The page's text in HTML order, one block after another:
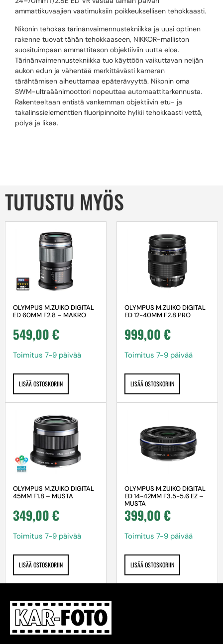
ammattikuvaajien vaatimuksiin poikkeuksellisen tehokkaasti.
Nikonin tehokas tärinänvaimennustekniikka ja uusi optinen
rakenne tuovat tähän tehokkaaseen, NIKKOR-malliston
suosituimpaan ammattitason objektiiviin uutta eloa.
Tärinänvaimennustekniikka tuo käyttöön vaikuttavan neljän
aukon edun ja vähentää merkittävästi kameran
tärähtämisen aiheuttamaa epäterävyyttä. Nikonin oma
SWM-ultraäänimoottori nopeuttaa automaattitarkennusta.
Rakenteeltaan entistä vankemman objektiivin etu- ja
takalinssielementtien fluoripinnoite hylkii tehokkaasti vettä,
pölyä ja likaa.
TUTUSTU MYÖS
OLYMPUS M.ZUIKO DIGITAL
ED 60MM F2.8 – MAKRO
549,00€
Toimitus 7-9 päivää
LISÄÄ OSTOSKORIIN
OLYMPUS M.ZUIKO DIGITAL
ED 12-40MM F2.8 PRO
999,00€
Toimitus 7-9 päivää
LISÄÄ OSTOSKORIIN
OLYMPUS M.ZUIKO DIGITAL
45MM F1.8 – MUSTA
349,00€
Toimitus 7-9 päivää
LISÄÄ OSTOSKORIIN
OLYMPUS M.ZUIKO DIGITAL
ED 14-42MM F3.5-5.6 EZ –
MUSTA
399,00€
Toimitus 7-9 päivää
LISÄÄ OSTOSKORIIN